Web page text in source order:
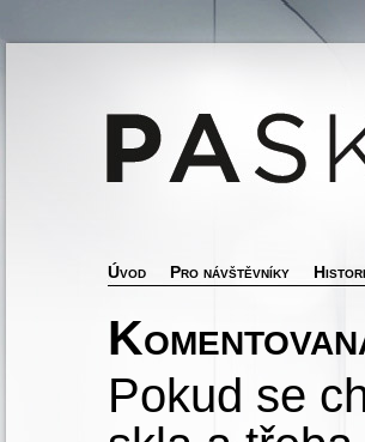
Úvod Pro návštěvníky
Pokud se